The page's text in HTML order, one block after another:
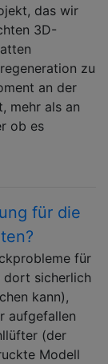
das wir
3D-
zu
an der
mehr als an
ob es
für die
für
dort sicherlich
kann),
aufgefallen
(der
Modell